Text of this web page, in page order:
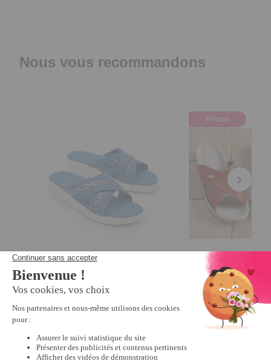
Nous vous recommandons
Mules croisées éponge Bleu - taille
39
5/5 - 1avis
Promo
Mules scratchées
10,79 € 26,99 €